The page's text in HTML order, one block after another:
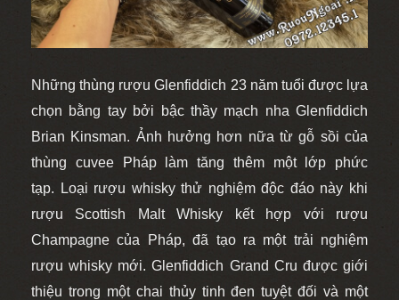
Những thùng rượu Glenfiddich 23 năm tuổi được lựa
chọn bằng tay bởi bậc thầy mạch nha Glenfiddich
Brian Kinsman. Ảnh hưởng hơn nữa từ gỗ sồi của
thùng cuvee Pháp làm tăng thêm một lớp phức
tạp. Loại rượu whisky thử nghiệm độc đáo này khi
rượu Scottish Malt Whisky kết hợp với rượu
Champagne của Pháp, đã tạo ra một trải nghiệm
rượu whisky mới. Glenfiddich Grand Cru được giới
thiệu trong một chai thủy tinh đen tuyệt đối và một